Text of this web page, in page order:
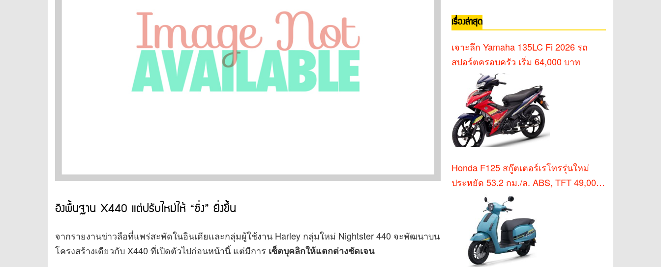
อิงพื้นฐาน X440 แต่ปรับใหม่ให้ “ซิ่ง” ยิ่งขึ้น
จากรายงานข่าวลือที่แพร่สะพัดในอินเดียและกลุ่มผู้ใช้งาน Harley กลุ่มใหม่ Nightster 440 จะพัฒนาบน
โครงสร้างเดียวกับ X440 ที่เปิดตัวไปก่อนหน้านี้ แต่มีการ เซ็ตบุคลิกให้แตกต่างชัดเจน
เรื่องล่าสุด
เจาะลึก Yamaha 135LC Fi 2026 รถ
สปอร์ตครอบครัว เริ่ม 64,000 บาท
Honda F125 สกู๊ตเตอร์เรโทรรุ่นใหม่
ประหยัด 53.2 กม./ล. ABS, TFT 49,000